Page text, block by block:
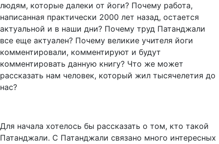
людям, которые далеки от йоги? Почему работа,
написанная практически 2000 лет назад, остается
актуальной и в наши дни? Почему труд Патанджали
все еще актуален? Почему великие учителя йоги
комментировали, комментируют и будут
комментировать данную книгу? Что же может
рассказать нам человек, который жил тысячелетия до
нас?
Для начала хотелось бы рассказать о том, кто такой
Патанджали. С Патанджали связано много интересных